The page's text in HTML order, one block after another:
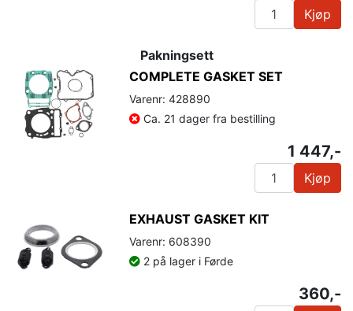
Kjøp
Pakningsett
COMPLETE GASKET SET
Varenr: 428890
Ca. 21 dager fra bestilling
1 447,-
Kjøp
EXHAUST GASKET KIT
Varenr: 608390
2 på lager i Førde
360,-